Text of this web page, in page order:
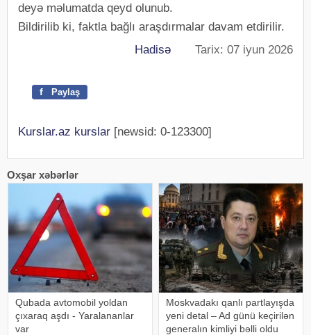
deyə məlumatda qeyd olunub.
Bildirilib ki, faktla bağlı araşdırmalar davam etdirilir.
Hadisə Tarix: 07 iyun 2026
f Paylaş
Kurslar.az kurslar [newsid: 0-123300]
Oxşar xəbərlər
Qubada avtomobil yoldan
çıxaraq aşdı - Yaralananlar
var
Moskvadakı qanlı partlayışda
yeni detal – Ad günü keçirilən
generalın kimliyi bəlli oldu